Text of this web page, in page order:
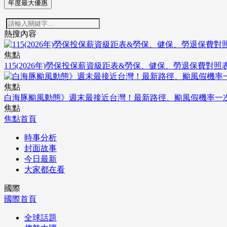
年度最大優惠
熱搜內容
焦點
115(2026年)勞保投保薪資級距表&勞保、健保、勞退保費對照
焦點
白海豚颱風動態》週末最接近台灣！最新路徑、颱風假機率一
焦點
焦點首頁
時事分析
封面故事
今日最新
大家都在看
國際
國際首頁
全球話題